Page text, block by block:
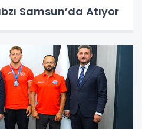
Samsun’da Atıyor